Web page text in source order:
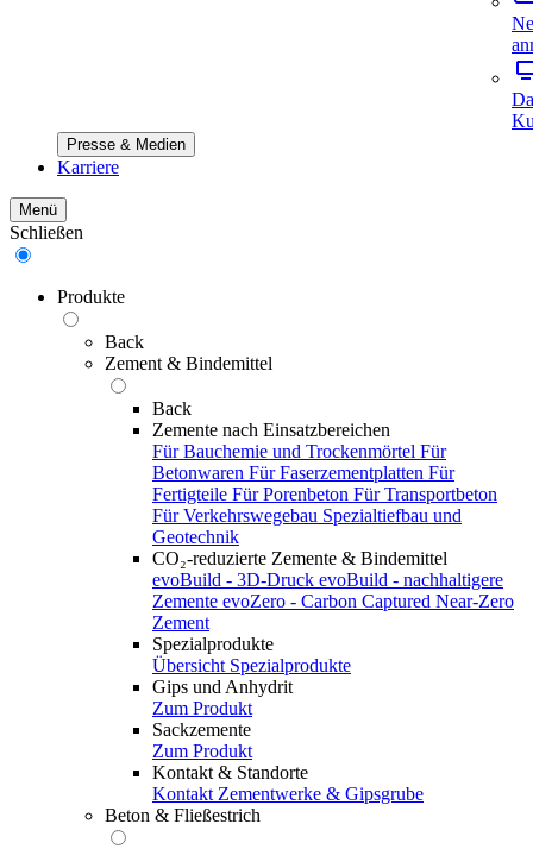
Presse & Medien
Karriere
Menü
Schließen
Produkte
Back
Zement & Bindemittel
Back
Zemente nach Einsatzbereichen
Für Bauchemie und Trockenmörtel Für
Betonwaren Für Faserzementplatten Für
Fertigteile Für Porenbeton Für Transportbeton
Für Verkehrswegebau Spezialtiefbau und
Geotechnik
CO₂-reduzierte Zemente & Bindemittel
evoBuild - 3D-Druck evoBuild - nachhaltigere
Zemente evoZero - Carbon Captured Near-Zero
Zement
Spezialprodukte
Übersicht Spezialprodukte
Gips und Anhydrit
Zum Produkt
Sackzemente
Zum Produkt
Kontakt & Standorte
Kontakt Zementwerke & Gipsgrube
Beton & Fließestrich